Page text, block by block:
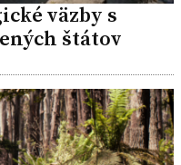
väzby s
štátov